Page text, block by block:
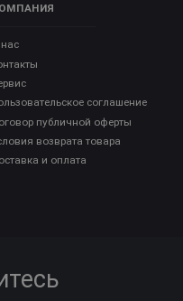
соглашение
публичной оферты
возврата товара
и оплата